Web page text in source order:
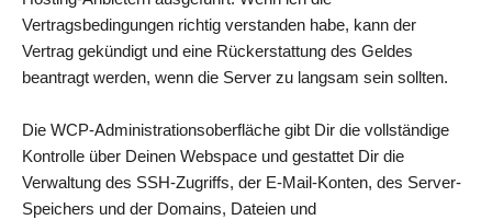
Vertragsbedingungen richtig verstanden habe, kann der
Vertrag gekündigt und eine Rückerstattung des Geldes
beantragt werden, wenn die Server zu langsam sein sollten.
Die WCP-Administrationsoberfläche gibt Dir die vollständige
Kontrolle über Deinen Webspace und gestattet Dir die
Verwaltung des SSH-Zugriffs, der E-Mail-Konten, des Server-
Speichers und der Domains, Dateien und